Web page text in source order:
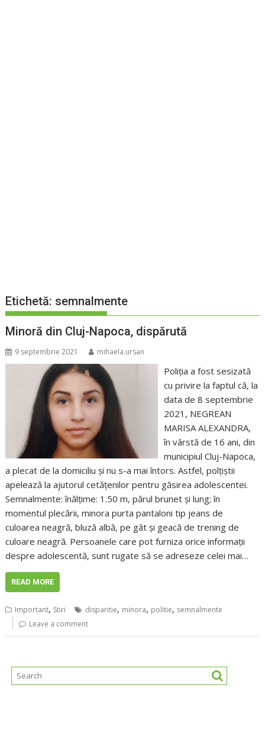
Etichetă: semnalmente
Minoră din Cluj-Napoca, dispărută
9 septembrie 2021 mihaela.ursan
Poliţia a fost sesizată
cu privire la faptul că, la
data de 8 septembrie
2021, NEGREAN
MARISA ALEXANDRA,
în vârstă de 16 ani, din
municipiul Cluj-Napoca,
a plecat de la domiciliu și nu s-a mai întors. Astfel, polțiștii
apelează la ajutorul cetățenilor pentru găsirea adolescentei.
Semnalmente: înălţime: 1.50 m, părul brunet și lung; în
momentul plecării, minora purta pantaloni tip jeans de
culoarea neagră, bluză albă, pe gât și geacă de trening de
culoare neagră. Persoanele care pot furniza orice informaţii
despre adolescentă, sunt rugate să se adreseze celei mai…
READ MORE
Important, Stiri disparitie, minora, politie, semnalmente
Leave a comment